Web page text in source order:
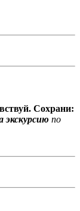
Сохрани:
экскурсию по